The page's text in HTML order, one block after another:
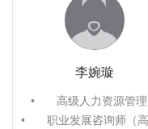
李婉璇
•	高级人力资源管
•	职业发展咨询师（高